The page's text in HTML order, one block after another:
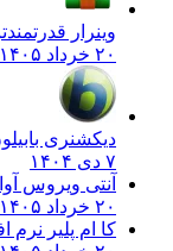
وینرار
دیکشنری بابیلون NG - فرهنگ لغت کامپیوتر
آنتی ویروس آواست
کا ام پلیر نرم